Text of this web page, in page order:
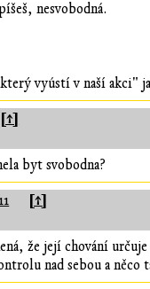
nesvobodná.
vyústí v naší akci"
[↑]
byt svobodna?
[↑]
že její chování
nad sebou a něco